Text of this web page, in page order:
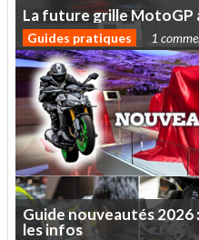
Lafuturegrille MotoGP
Guides pratiques 1
Guidenouveautés2026:
lesinfos